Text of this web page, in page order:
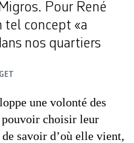
Pour René
tel concept «a
nos quartiers
une volonté des
pouvoir choisir leur
savoir d’où elle vient,